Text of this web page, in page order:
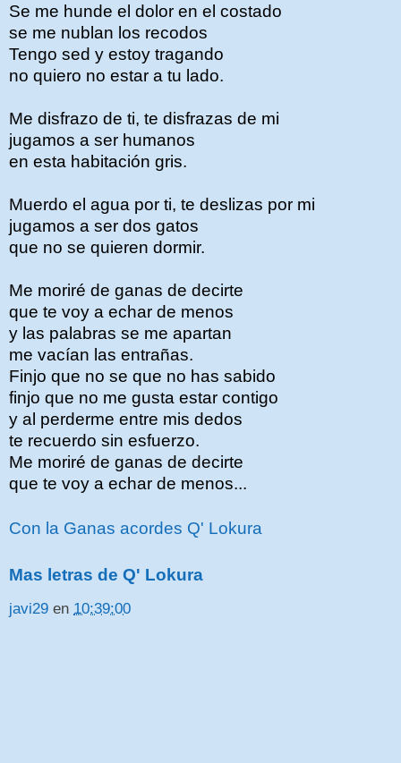
Se me hunde el dolor en el costado
se me nublan los recodos
Tengo sed y estoy tragando
no quiero no estar a tu lado.
Me disfrazo de ti, te disfrazas de mi
jugamos a ser humanos
en esta habitación gris.
Muerdo el agua por ti, te deslizas por mi
jugamos a ser dos gatos
que no se quieren dormir.
Me moriré de ganas de decirte
que te voy a echar de menos
y las palabras se me apartan
me vacían las entrañas.
Finjo que no se que no has sabido
finjo que no me gusta estar contigo
y al perderme entre mis dedos
te recuerdo sin esfuerzo.
Me moriré de ganas de decirte
que te voy a echar de menos...
Con la Ganas acordes Q' Lokura
Mas letras de Q' Lokura
javi29 en 10:39:00